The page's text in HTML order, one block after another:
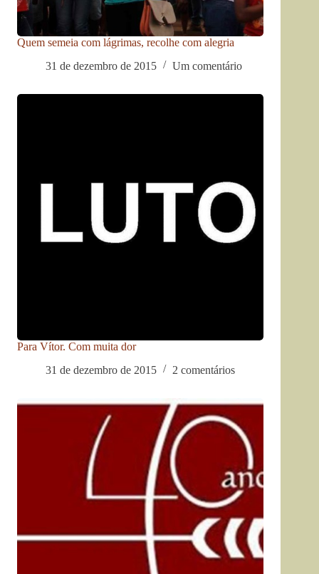
Quem semeia com lágrimas, recolhe com alegria
31 de dezembro de 2015
Um comentário
Para Vítor. Com muita dor
31 de dezembro de 2015
2 comentários